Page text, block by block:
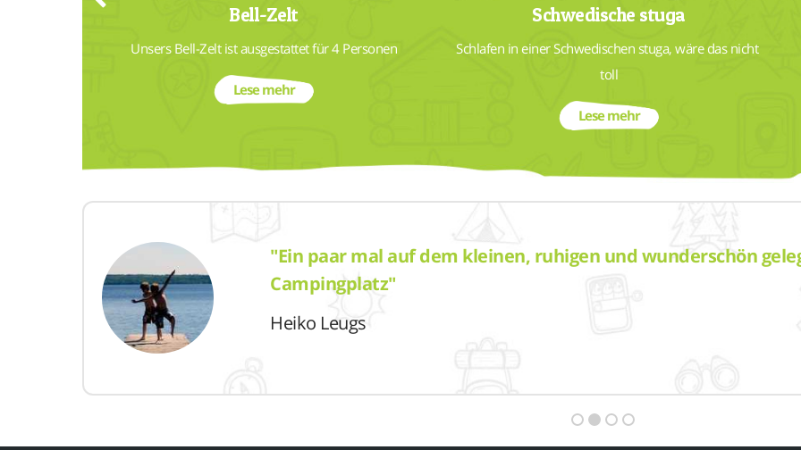
Bell-Zelt
Unsers Bell-Zelt ist ausgestattet für 4 Personen
Lese mehr
Schwedische stuga
Schlafen in einer Schwedischen stuga, wäre das nicht
toll
Lese mehr
"Ein paar mal auf dem kleinen, ruhigen und wunderschön
Campingplatz"
Heiko Leugs